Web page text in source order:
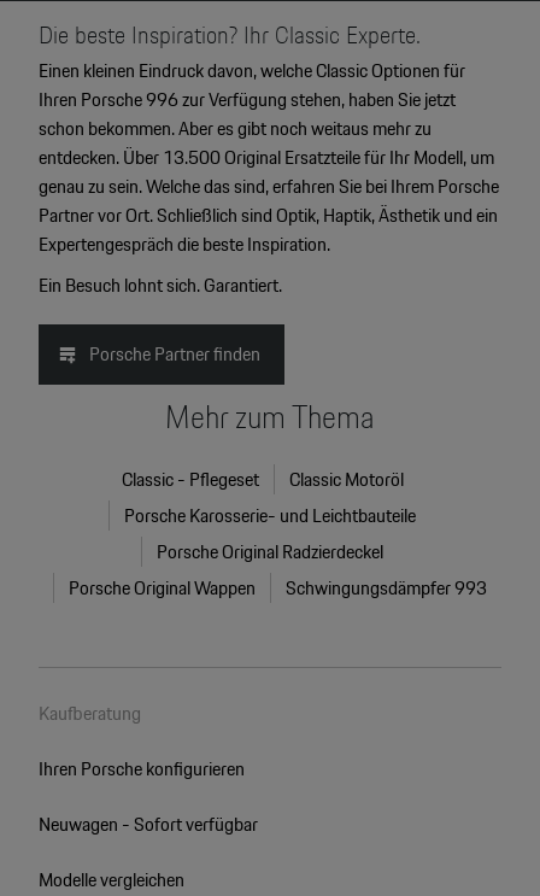
Die beste Inspiration? Ihr Classic Experte.
Einen kleinen Eindruck davon, welche Classic Optionen für
Ihren Porsche 996 zur Verfügung stehen, haben Sie jetzt
schon bekommen. Aber es gibt noch weitaus mehr zu
entdecken. Über 13.500 Original Ersatzteile für Ihr Modell, um
genau zu sein. Welche das sind, erfahren Sie bei Ihrem Porsche
Partner vor Ort. Schließlich sind Optik, Haptik, Ästhetik und ein
Expertengespräch die beste Inspiration.
Ein Besuch lohnt sich. Garantiert.
Porsche Partner finden
Mehr zum Thema
Classic - Pflegeset
Classic Motoröl
Porsche Karosserie- und Leichtbauteile
Porsche Original Radzierdeckel
Porsche Original Wappen
Schwingungsdämpfer 993
Kaufberatung
Ihren Porsche konfigurieren
Neuwagen - Sofort verfügbar
Modelle vergleichen